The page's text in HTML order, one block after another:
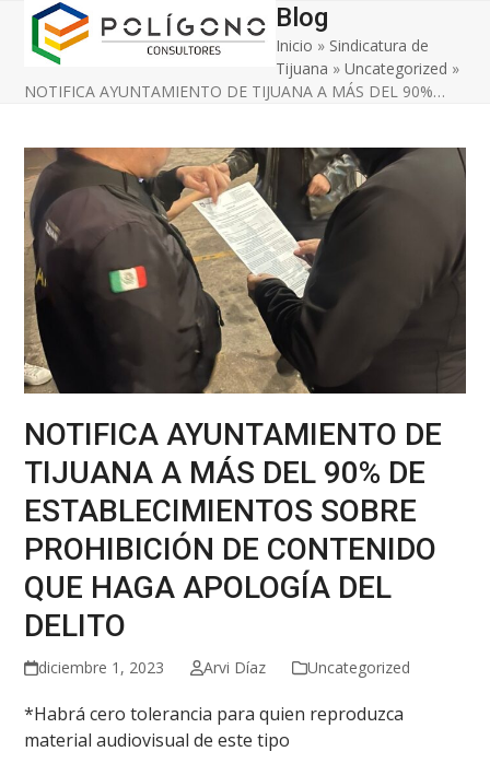
Skip
content
Open
mobile
menu
Close
mobile
menu
Blog
Inicio » Sindicatura de
Tijuana »Uncategorized »
NOTIFICA AYUNTAMIENTO DE TIJUANA A MÁS DEL 90%…
NOTIFICA AYUNTAMIENTO DE
TIJUANA A MÁS DEL 90% DE
ESTABLECIMIENTOS SOBRE
PROHIBICIÓN DE CONTENIDO
QUE HAGA APOLOGÍA DEL
DELITO
diciembre 1, 2023 Arvi Díaz Uncategorized
*Habrá cero tolerancia para quien reproduzca
material audiovisual de este tipo